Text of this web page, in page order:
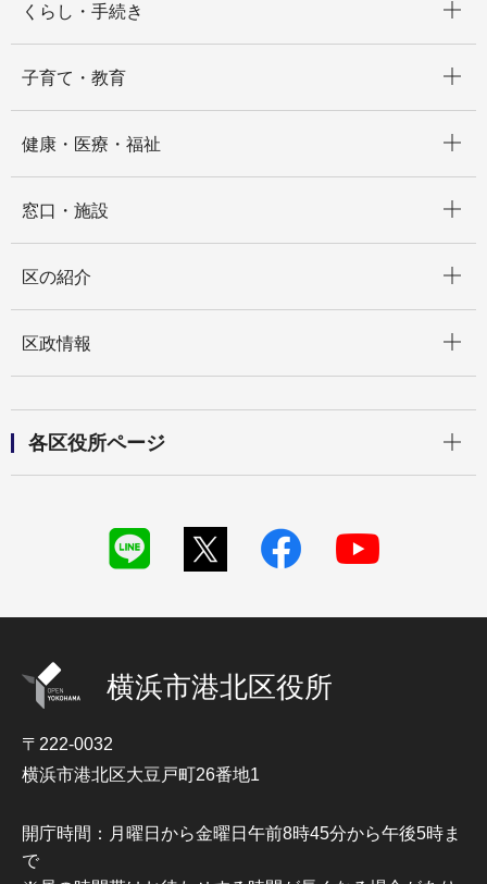
くらし・手続き
子育て・教育
健康・医療・福祉
窓口・施設
区の紹介
区政情報
各区役所ページ
横浜市港北区役所
〒222-0032
横浜市港北区大豆戸町26番地1
開庁時間：月曜日から金曜日午前8時45分から午後5時ま
で